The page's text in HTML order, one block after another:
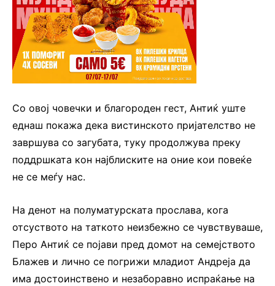
Со овој човечки и благороден гест, Антиќ уште
еднаш покажа дека вистинското пријателство не
завршува со загубата, туку продолжува преку
поддршката кон најблиските на оние кои повеќе
не се меѓу нас.
На денот на полуматурската прослава, кога
отсуството на таткото неизбежно се чувствуваше,
Перо Антиќ се појави пред домот на семејството
Блажев и лично се погрижи младиот Андреја да
има достоинствено и незаборавно испраќање на